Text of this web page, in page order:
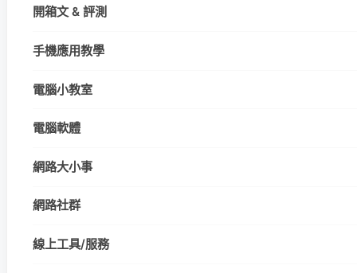
開箱文 & 評測
手機應用教學
電腦小教室
電腦軟體
網路大小事
網路社群
線上工具/服務